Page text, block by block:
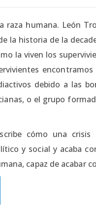
raza humana. León
la historia de la
la viven los
debido a las
o el grupo
cómo una
y social y acaba
capaz de acabar